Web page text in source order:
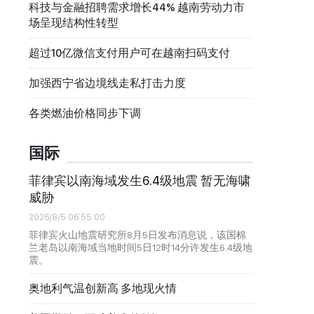
科技与金融招聘需求增长44% 越南劳动力市
场呈现结构性转型
超过10亿微信支付用户可在越南扫码支付
加强西宁省边境线走私打击力度
各类燃油价格同步下调
国际
菲律宾以南海域发生6.4级地震 暂无海啸
威胁
2026/8/5 06:55:00
菲律宾火山地震研究所8月5日发布消息说，该国棉
兰老岛以南海域当地时间5日12时14分许发生6.4级地
震。
奥地利气温创新高 多地现火情